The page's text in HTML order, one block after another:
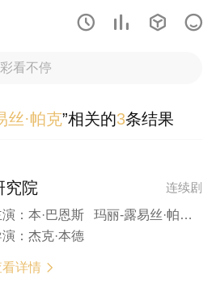
   
丝·帕克”相关的3条结果
连续剧
究院
： 本·巴恩斯 玛丽-露易丝·帕克 乔·弗瑞曼 朱利安·瑞钦斯 汉娜·高威
： 杰克·本德
看详情 